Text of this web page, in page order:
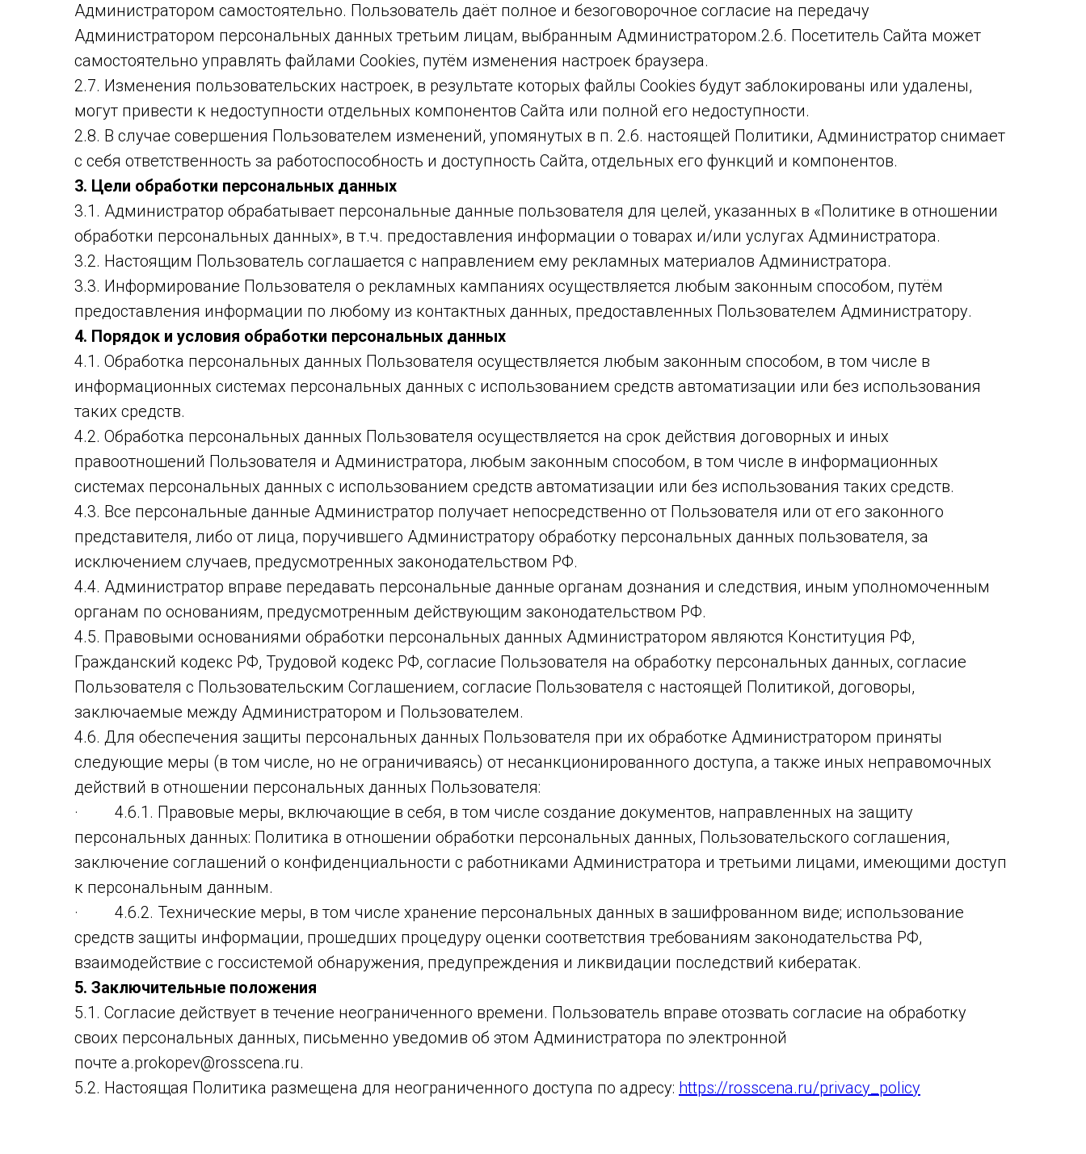
Администратором самостоятельно. Пользователь даёт полное и безоговорочное согласие на передачу
Администратором персональных данных третьим лицам, выбранным Администратором.2.6. Посетитель Сайта может
самостоятельно управлять файлами Cookies, путём изменения настроек браузера.
2.7. Изменения пользовательских настроек, в результате которых файлы Cookies будут заблокированы или удалены,
могут привести к недоступности отдельных компонентов Сайта или полной его недоступности.
2.8. В случае совершения Пользователем изменений, упомянутых в п. 2.6. настоящей Политики, Администратор снимает
с себя ответственность за работоспособность и доступность Сайта, отдельных его функций и компонентов.
3. Цели обработки персональных данных
3.1. Администратор обрабатывает персональные данные пользователя для целей, указанных в «Политике в отношении
обработки персональных данных», в т.ч. предоставления информации о товарах и/или услугах Администратора.
3.2. Настоящим Пользователь соглашается с направлением ему рекламных материалов Администратора.
3.3. Информирование Пользователя о рекламных кампаниях осуществляется любым законным способом, путём
предоставления информации по любому из контактных данных, предоставленных Пользователем Администратору.
4. Порядок и условия обработки персональных данных
4.1. Обработка персональных данных Пользователя осуществляется любым законным способом, в том числе в
информационных системах персональных данных с использованием средств автоматизации или без использования
таких средств.
4.2. Обработка персональных данных Пользователя осуществляется на срок действия договорных и иных
правоотношений Пользователя и Администратора, любым законным способом, в том числе в информационных
системах персональных данных с использованием средств автоматизации или без использования таких средств.
4.3. Все персональные данные Администратор получает непосредственно от Пользователя или от его законного
представителя, либо от лица, поручившего Администратору обработку персональных данных пользователя, за
исключением случаев, предусмотренных законодательством РФ.
4.4. Администратор вправе передавать персональные данные органам дознания и следствия, иным уполномоченным
органам по основаниям, предусмотренным действующим законодательством РФ.
4.5. Правовыми основаниями обработки персональных данных Администратором являются Конституция РФ,
Гражданский кодекс РФ, Трудовой кодекс РФ, согласие Пользователя на обработку персональных данных, согласие
Пользователя с Пользовательским Соглашением, согласие Пользователя с настоящей Политикой, договоры,
заключаемые между Администратором и Пользователем.
4.6. Для обеспечения защиты персональных данных Пользователя при их обработке Администратором приняты
следующие меры (в том числе, но не ограничиваясь) от несанкционированного доступа, а также иных неправомочных
действий в отношении персональных данных Пользователя:
· 4.6.1. Правовые меры, включающие в себя, в том числе создание документов, направленных на защиту
персональных данных: Политика в отношении обработки персональных данных, Пользовательского соглашения,
заключение соглашений о конфиденциальности с работниками Администратора и третьими лицами, имеющими доступ
к персональным данным.
· 4.6.2. Технические меры, в том числе хранение персональных данных в зашифрованном виде; использование
средств защиты информации, прошедших процедуру оценки соответствия требованиям законодательства РФ,
взаимодействие с госсистемой обнаружения, предупреждения и ликвидации последствий кибератак.
5. Заключительные положения
5.1. Согласие действует в течение неограниченного времени. Пользователь вправе отозвать согласие на обработку
своих персональных данных, письменно уведомив об этом Администратора по электронной
почте a.prokopev@rosscena.ru.
5.2. Настоящая Политика размещена для неограниченного доступа по адресу: https://rosscena.ru/privacy_policy